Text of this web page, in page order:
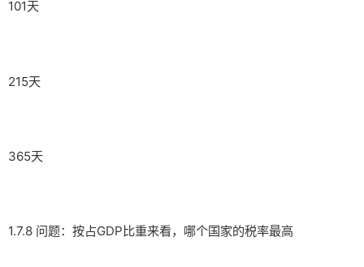
101天
215天
365天
1.7.8 问题：按占GDP比重来看，哪个国家的税率最高